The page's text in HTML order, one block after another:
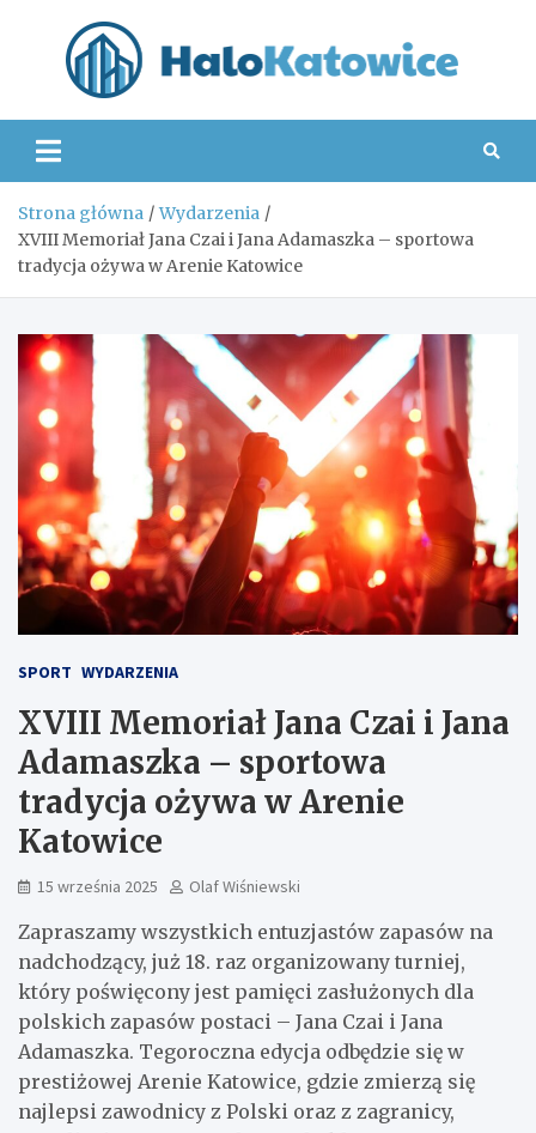
Strona główna
Wydarzenia
XVIII Memoriał Jana Czai i Jana Adamaszka – sportowa
tradycja ożywa w Arenie Katowice
SPORT WYDARZENIA
XVIII Memoriał Jana Czai i Jana
Adamaszka – sportowa
tradycja ożywa w Arenie
Katowice
15 września 2025 Olaf Wiśniewski
Zapraszamy wszystkich entuzjastów zapasów na
nadchodzący, już 18. raz organizowany turniej,
który poświęcony jest pamięci zasłużonych dla
polskich zapasów postaci – Jana Czai i Jana
Adamaszka. Tegoroczna edycja odbędzie się w
prestiżowej Arenie Katowice, gdzie zmierzą się
najlepsi zawodnicy z Polski oraz z zagranicy,